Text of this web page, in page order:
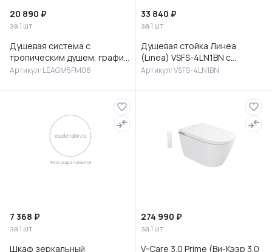
20 890 ₽
за 1 шт
Душевая система с
тропическим душем, графит,
Лип (Leap), Milardo,
Артикул: LEAGM5FM06
33 840 ₽
за 1 шт
Душевая стойка Линеа
(Linea) VSFS-4LN1BN с
изливом, брашированный
Артикул: VSFS-4LN1BN
7 368 ₽
за 1 шт
Шкаф зеркальный
274 990 ₽
за 1 шт
V-Care 3.0 Prime (Ви-Кээр 3.0